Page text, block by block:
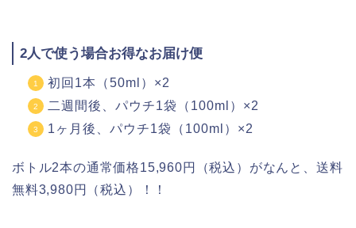
2人で使う場合お得なお届け便
初回1本（50ml）×2
二週間後、パウチ1袋（100ml）×2
1ヶ月後、パウチ1袋（100ml）×2
ボトル2本の通常価格15,960円（税込）がなんと、送料
無料3,980円（税込）！！